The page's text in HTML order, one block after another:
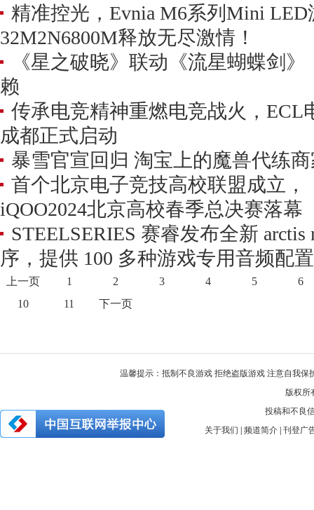
精准控光，Evnia M6系列Mini
32M2N6800M释放无尽激情！
《星之破晓》联动《流星蝴蝶剑
赖
传承电竞精神重燃电竞战火，ECL
成都正式启动
暴雪官宣回归 淘宝上的魔兽代练商
首个北京电子竞技高校联盟成立，
iQOO2024北京高校春季总决赛落幕
STEELSERIES 赛睿发布全新
序，提供 100 多种游戏专用音频配
上一页 1 2 3 4 5
6
10
11 下一页
温馨提示：抵制不良游戏 拒绝盗版游戏 注意自我
版权所
投稿和不良
关于我们
频道简介 刊登广